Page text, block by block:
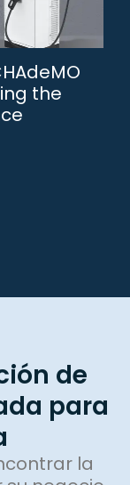
the
de
para
la